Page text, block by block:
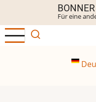
Inhalt
Für eine